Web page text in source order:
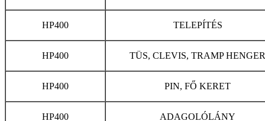
HP400 TELEPÍTÉS
HP400 TÜS, CLEVIS, TRAMP HENGER
HP400 PIN, FŐ KERET
HP400 ADAGOLÓLÁNY